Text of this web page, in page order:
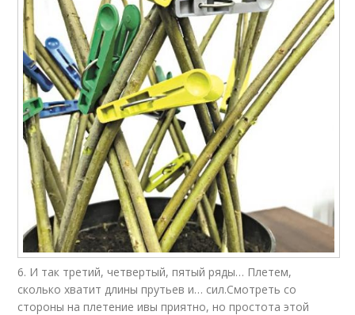
6. И так третий, четвертый, пятый ряды… Плетем,
сколько хватит длины прутьев и… сил.Смотреть со
стороны на плетение ивы приятно, но простота этой